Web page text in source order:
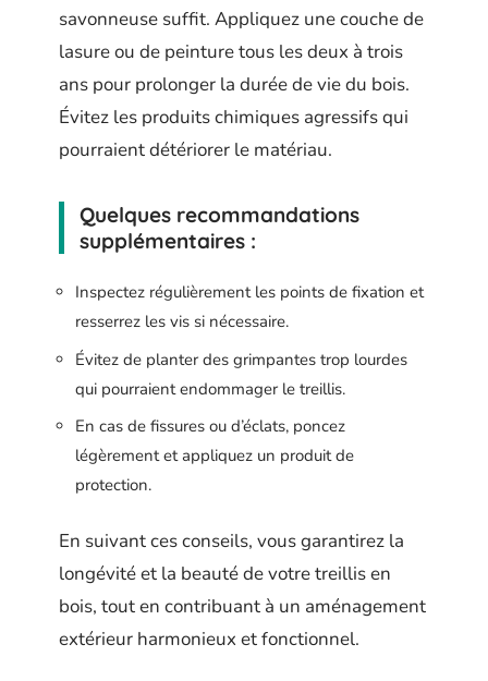
savonneuse suffit. Appliquez une couche de
lasure ou de peinture tous les deux à trois
ans pour prolonger la durée de vie du bois.
Évitez les produits chimiques agressifs qui
pourraient détériorer le matériau.
Quelques recommandations
supplémentaires :
Inspectez régulièrement les points de fixation et
resserrez les vis si nécessaire.
Évitez de planter des grimpantes trop lourdes
qui pourraient endommager le treillis.
En cas de fissures ou d’éclats, poncez
légèrement et appliquez un produit de
protection.
En suivant ces conseils, vous garantirez la
longévité et la beauté de votre treillis en
bois, tout en contribuant à un aménagement
extérieur harmonieux et fonctionnel.